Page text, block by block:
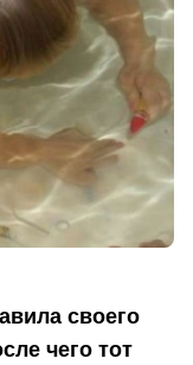
своего
чего тот